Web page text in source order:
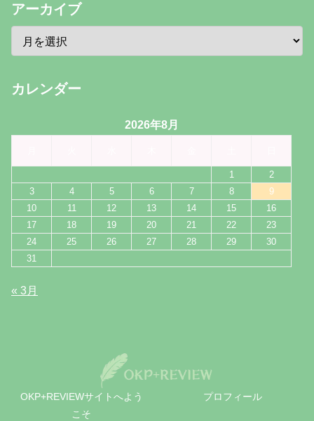
アーカイブ
カレンダー
2026年8月
1
2
3
4 5 6 7 8
9
10
11 12 13 14 15
16
17
18 19 20 21 22
23
24
25 26 27 28 29
30
31
« 3月
OKP+REVIEWサイトへよう
こそ
プロフィール